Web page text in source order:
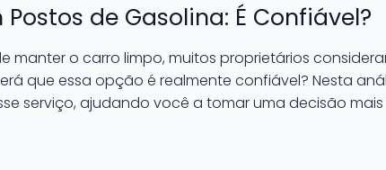
de Gasolina: É Confiável?
manter o carro limpo, muitos proprietários
que essa opção é realmente confiável? Nesta
serviço, ajudando você a tomar uma decisão